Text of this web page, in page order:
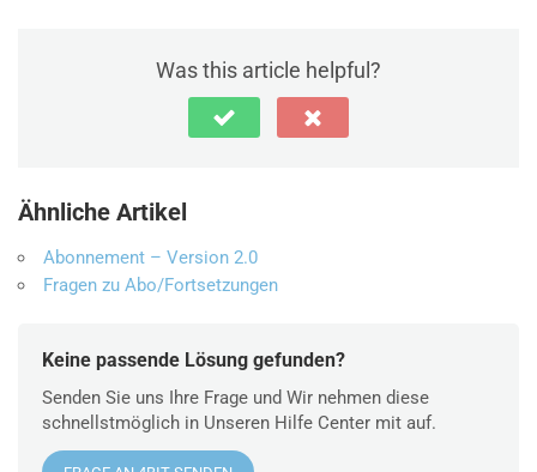
Was this article helpful?
Ähnliche Artikel
Abonnement – Version 2.0
Fragen zu Abo/Fortsetzungen
Keine passende Lösung gefunden?
Senden Sie uns Ihre Frage und Wir nehmen diese
schnellstmöglich in Unseren Hilfe Center mit auf.